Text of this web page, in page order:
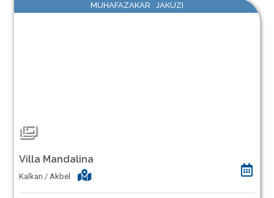
MUHAFAZAKAR JAKUZI
Villa Mandalina
Kalkan / Akbel